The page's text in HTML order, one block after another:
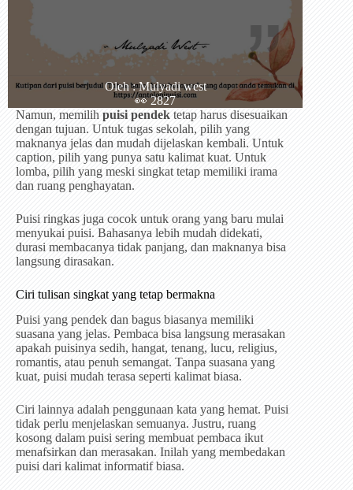
Oleh : Mulyadi west
👀 2827
Namun, memilih puisi pendek tetap harus disesuaikan
dengan tujuan. Untuk tugas sekolah, pilih yang
maknanya jelas dan mudah dijelaskan kembali. Untuk
caption, pilih yang punya satu kalimat kuat. Untuk
lomba, pilih yang meski singkat tetap memiliki irama
dan ruang penghayatan.
Puisi ringkas juga cocok untuk orang yang baru mulai
menyukai puisi. Bahasanya lebih mudah didekati,
durasi membacanya tidak panjang, dan maknanya bisa
langsung dirasakan.
Ciri tulisan singkat yang tetap bermakna
Puisi yang pendek dan bagus biasanya memiliki
suasana yang jelas. Pembaca bisa langsung merasakan
apakah puisinya sedih, hangat, tenang, lucu, religius,
romantis, atau penuh semangat. Tanpa suasana yang
kuat, puisi mudah terasa seperti kalimat biasa.
Ciri lainnya adalah penggunaan kata yang hemat. Puisi
tidak perlu menjelaskan semuanya. Justru, ruang
kosong dalam puisi sering membuat pembaca ikut
menafsirkan dan merasakan. Inilah yang membedakan
puisi dari kalimat informatif biasa.